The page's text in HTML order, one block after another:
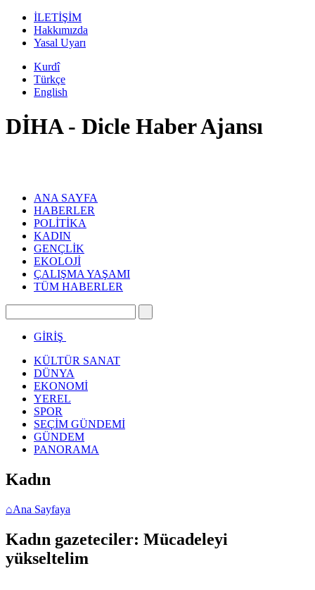
İLETİŞİM
Hakkımızda
Yasal Uyarı
Kurdî
Türkçe
English
DİHA - Dicle Haber Ajansı
ANA SAYFA
HABERLER
POLİTİKA
KADIN
GENÇLİK
EKOLOJİ
ÇALIŞMA YAŞAMI
TÜM HABERLER
GİRİŞ
KÜLTÜR SANAT
DÜNYA
EKONOMİ
YEREL
SPOR
SEÇİM GÜNDEMİ
GÜNDEM
PANORAMA
Kadın
⌂Ana Sayfaya
Kadın gazeteciler: Mücadeleyi
yükseltelim